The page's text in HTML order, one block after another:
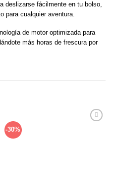
deslizarse fácilmente en tu bolso,
para cualquier aventura.
de motor optimizada para
más horas de frescura por
-30%